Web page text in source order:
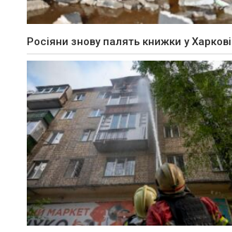
Росіяни знову палять книжки у